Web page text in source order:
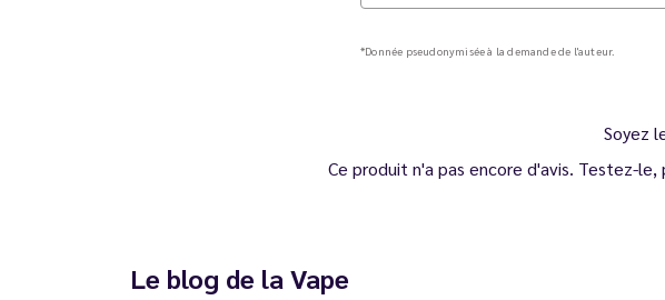
*Donnée pseudonymisée à la demande de l'auteur.
Soyez
Ce produit n'a pas encore d'avis. Testez-
Le blog de la Vape